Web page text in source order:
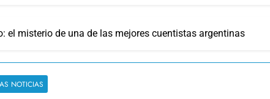
el misterio de una de las mejores cuentistas argentinas
NOTICIAS